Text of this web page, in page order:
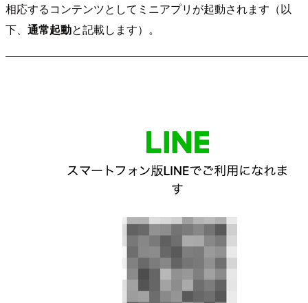
相応するコンテンツとしてミニアプリが起動されます（以
下、 通常起動と記載します）。